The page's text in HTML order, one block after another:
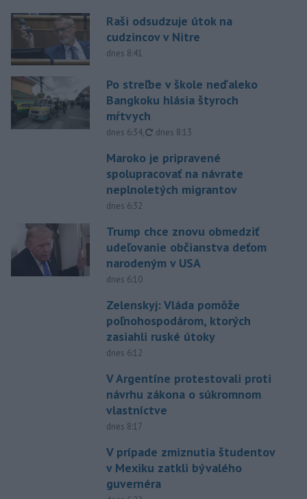
Raši odsudzuje útok na
cudzincov v Nitre
dnes 8:41
Po streľbe v škole neďaleko
Bangkoku hlásia štyroch
mŕtvych
dnes 6:34, aktualizované
dnes 8:13
Maroko je pripravené
spolupracovať na návrate
neplnoletých migrantov
dnes 6:32
Trump chce znovu obmedziť
udeľovanie občianstva deťom
narodeným v USA
dnes 6:10
Zelenskyj: Vláda pomôže
poľnohospodárom, ktorých
zasiahli ruské útoky
dnes 6:12
V Argentíne protestovali proti
návrhu zákona o súkromnom
vlastníctve
dnes 8:17
V prípade zmiznutia študentov
v Mexiku zatkli bývalého
guvernéra